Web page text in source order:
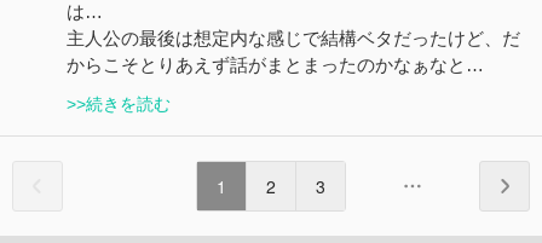
は…
主人公の最後は想定内な感じで結構ベタだったけど、だ
からこそとりあえず話がまとまったのかなぁなと…
>>続きを読む
1 2 3